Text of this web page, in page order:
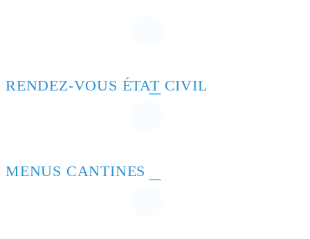
RENDEZ-VOUS ÉTAT CIVIL
MENUS CANTINES